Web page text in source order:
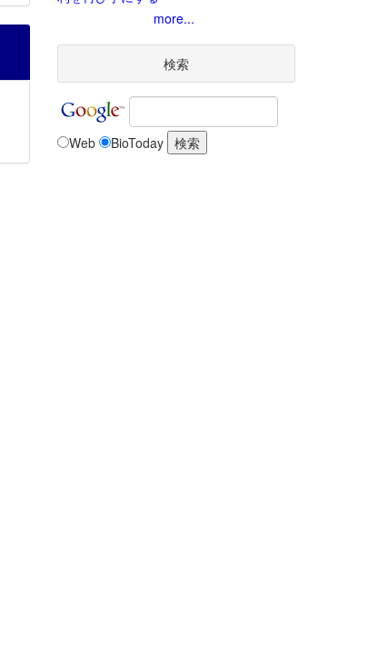
more...
検索
Web BioToday